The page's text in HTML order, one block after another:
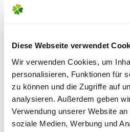
Diese Webseite verwendet
Wir verwenden Cookies, um
personalisieren, Funktionen für
zu können und die Zugriffe auf
analysieren. Außerdem geben
Verwendung unserer Website
soziale Medien, Werbung und
BLUMENLADEN
ca. 9.6 km entfernt
Rüttenscheider Str. 102,
Telefon:+49201779279